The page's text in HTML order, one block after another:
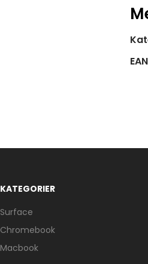
KATEGORIER
Surface
Chromebook
Macbook